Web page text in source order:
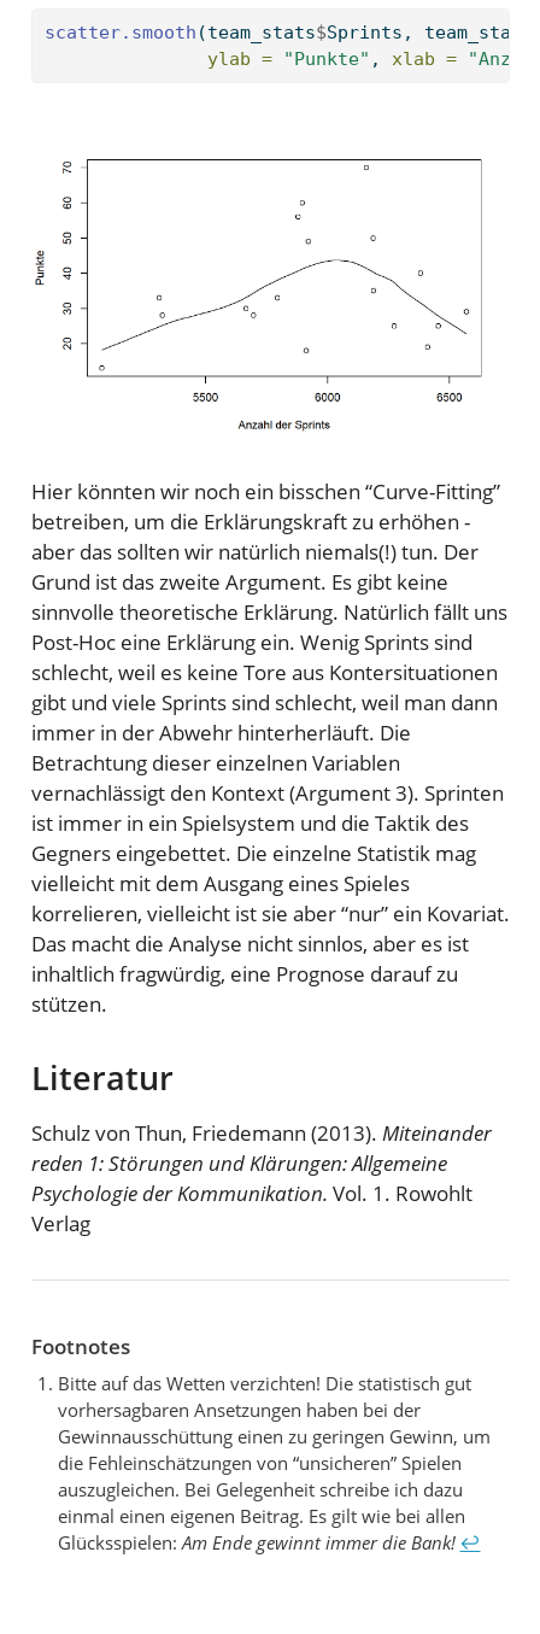
scatter.smooth (team_stats$Sprints, team_stats
ylab =
"Punkte" , xlab =
Hier könnten wir noch ein bisschen “Curve-Fitting”
betreiben, um die Erklärungskraft zu erhöhen -
aber das sollten wir natürlich niemals(!) tun. Der
Grund ist das zweite Argument. Es gibt keine
sinnvolle theoretische Erklärung. Natürlich fällt uns
Post-Hoc eine Erklärung ein. Wenig Sprints sind
schlecht, weil es keine Tore aus Kontersituationen
gibt und viele Sprints sind schlecht, weil man dann
immer in der Abwehr hinterherläuft. Die
Betrachtung dieser einzelnen Variablen
vernachlässigt den Kontext (Argument 3). Sprinten
ist immer in ein Spielsystem und die Taktik des
Gegners eingebettet. Die einzelne Statistik mag
vielleicht mit dem Ausgang eines Spieles
korrelieren, vielleicht ist sie aber “nur” ein Kovariat.
Das macht die Analyse nicht sinnlos, aber es ist
inhaltlich fragwürdig, eine Prognose darauf zu
stützen.
Literatur
Schulz von Thun, Friedemann (2013). Miteinander
reden 1: Störungen und Klärungen: Allgemeine
Psychologie der Kommunikation. Vol. 1. Rowohlt
Verlag
Footnotes
Bitte auf das Wetten verzichten! Die statistisch gut
vorhersagbaren Ansetzungen haben bei der
Gewinnausschüttung einen zu geringen Gewinn, um
die Fehleinschätzungen von “unsicheren” Spielen
auszugleichen. Bei Gelegenheit schreibe ich dazu
einmal einen eigenen Beitrag. Es gilt wie bei allen
Glücksspielen:Am Ende gewinnt immer die Bank! ↩︎